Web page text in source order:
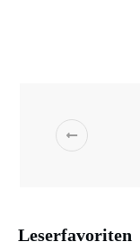
Leserfavoriten